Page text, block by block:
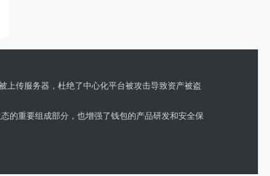
上传服务器，杜绝了中心化平台被攻击导致资产被盗
的重要组成部分，也增强了钱包的产品研发和安全保